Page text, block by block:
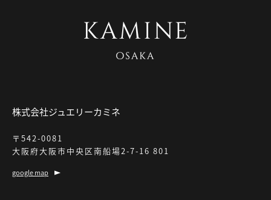
株式会社ジュエリーカミネ
〒542-0081
大阪府大阪市中央区南船場2-7-16 801
google map